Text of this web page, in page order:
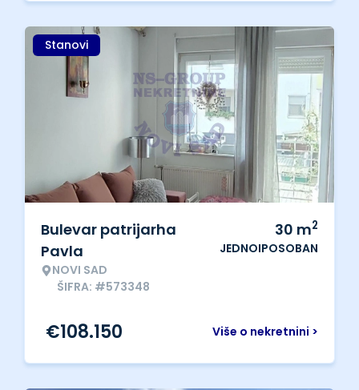
Stanovi
Bulevar patrijarha
Pavla
NOVI SAD
ŠIFRA: #573348
30 m2
JEDNOIPOSOBAN
Više o nekretnini >
€108.150